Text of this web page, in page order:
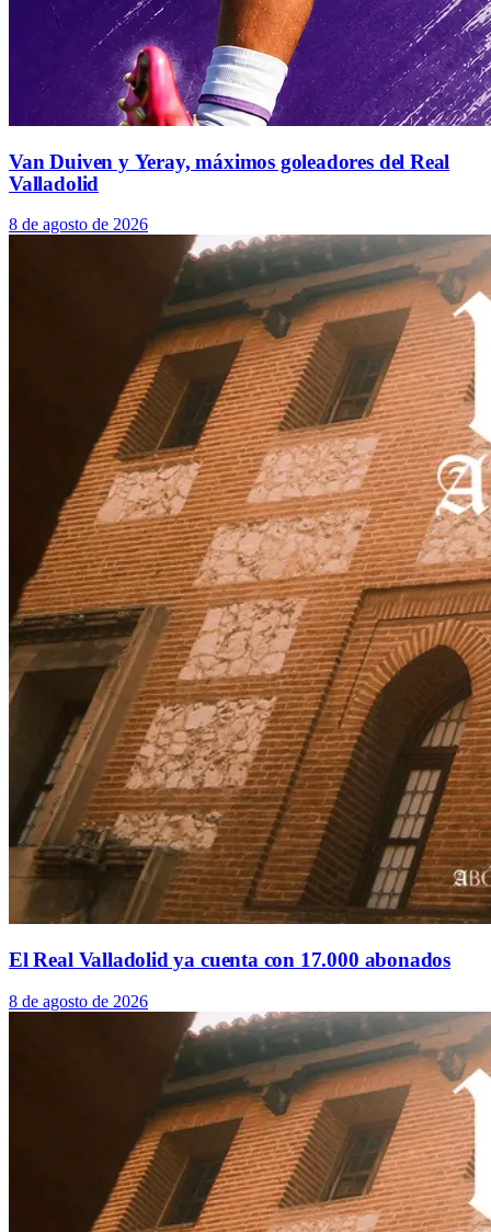
Van Duiven y Yeray, máximos goleadores del Real
Valladolid
8 de agosto de 2026
El Real Valladolid ya cuenta con 17.000 abonados
8 de agosto de 2026